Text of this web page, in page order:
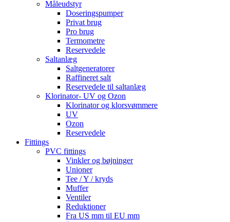
Måleudstyr
Doseringspumper
Privat brug
Pro brug
Termometre
Reservedele
Saltanlæg
Saltgeneratorer
Raffineret salt
Reservedele til saltanlæg
Klorinator- UV og Ozon
Klorinator og klorsvømmere
UV
Ozon
Reservedele
Fittings
PVC fittings
Vinkler og bøjninger
Unioner
Tee / Y / kryds
Muffer
Ventiler
Reduktioner
Fra US mm til EU mm